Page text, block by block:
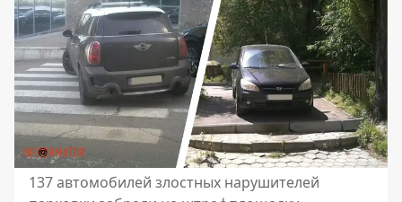
137 автомобилей злостных нарушителей